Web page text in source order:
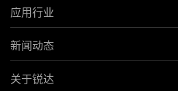
应用行业
新闻动态
关于锐达